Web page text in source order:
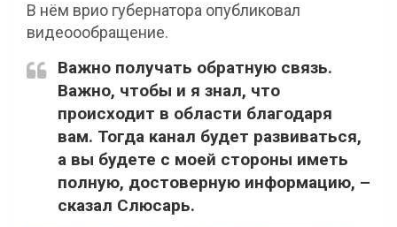
В нём врио губернатора опубликовал
видеоообращение.
Важно получать обратную связь.
Важно, чтобы и я знал, что
происходит в области благодаря
вам. Тогда канал будет развиваться,
а вы будете с моей стороны иметь
полную, достоверную информацию, –
сказал Слюсарь.